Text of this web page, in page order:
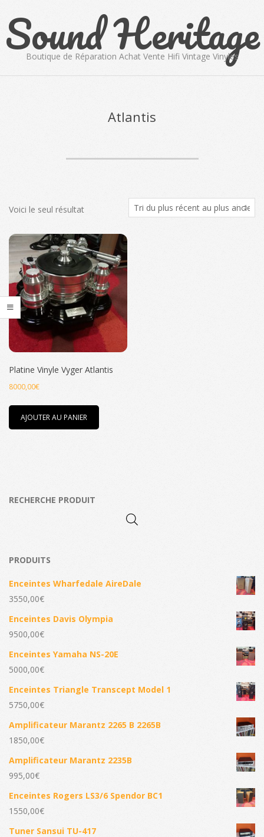
content
Sound Heritage
Boutique de Réparation Achat Vente Hifi Vintage Vinyles
Atlantis
Voici le seul résultat
Platine Vinyle Vyger Atlantis
8000,00€
AJOUTER AU PANIER
RECHERCHE PRODUIT
PRODUITS
Enceintes Wharfedale AireDale
3550,00€
Enceintes Davis Olympia
9500,00€
Enceintes Yamaha NS-20E
5000,00€
Enceintes Triangle Transcept Model 1
5750,00€
Amplificateur Marantz 2265 B 2265B
1850,00€
Amplificateur Marantz 2235B
995,00€
Enceintes Rogers LS3/6 Spendor BC1
1550,00€
Tuner Sansui TU-417